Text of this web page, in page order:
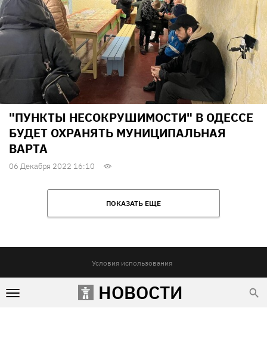
НОВОСТИ
"ПУНКТЫ НЕСОКРУШИМОСТИ" В ОДЕССЕ
БУДЕТ ОХРАНЯТЬ МУНИЦИПАЛЬНАЯ
ВАРТА
06 Декабря 2022 16:10
ПОКАЗАТЬ ЕЩЕ
Условия использования
Редакция и контакты
Реклама на сайте